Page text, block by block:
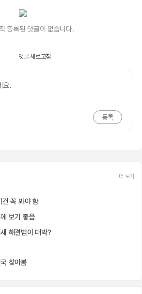
등록된 댓글이 없습니다.
댓글 새로고침
더 보기
건 꼭 봐야 함
보기 좋음
해결법이 대박?
찾아봄